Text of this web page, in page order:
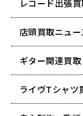
レコード出張
店頭買取ニュー
ギター関連買取
ライヴTシャツ